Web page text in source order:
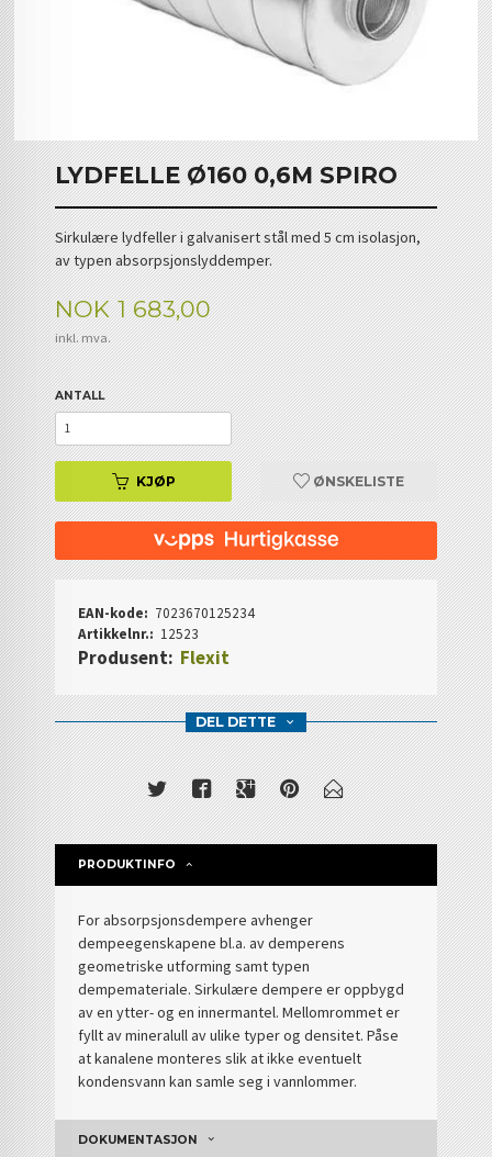
LYDFELLE Ø160 0,6M SPIRO
Sirkulære lydfeller i galvanisert stål med 5 cm isolasjon,
av typen absorpsjonslyddemper.
Pris
NOK 1 683,00
inkl. mva.
ANTALL
KJØP ØNSKELISTE
EAN-kode: 7023670125234
Artikkelnr.: 12523
Produsent: Flexit
DEL DETTE
PRODUKTINFO
For absorpsjonsdempere avhenger
dempeegenskapene bl.a. av demperens
geometriske utforming samt typen
dempemateriale. Sirkulære dempere er oppbygd
av en ytter- og en innermantel. Mellomrommet er
fyllt av mineralull av ulike typer og densitet. Påse
at kanalene monteres slik at ikke eventuelt
kondensvann kan samle seg i vannlommer.
DOKUMENTASJON